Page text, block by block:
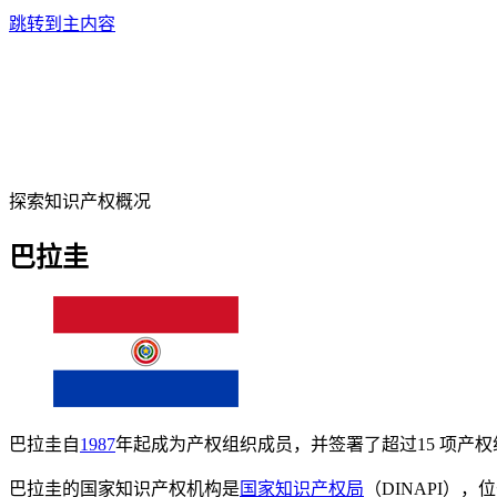
跳转到主内容
探索知识产权概况
巴拉圭
巴拉圭自1987年起成为产权组织成员，并签署了超过15 项产权
巴拉圭的国家知识产权机构是 国家知识产权局 （DINAPI），